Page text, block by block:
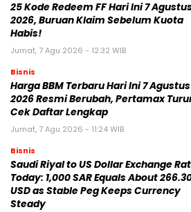
25 Kode Redeem FF Hari Ini 7 Agustus
2026, Buruan Klaim Sebelum Kuota
Habis!
Jumat, 7 Agu 2026 - 12:32 WIB
Bisnis
Harga BBM Terbaru Hari Ini 7 Agustus
2026 Resmi Berubah, Pertamax
Cek Daftar Lengkap
Jumat, 7 Agu 2026 - 11:24 WIB
Bisnis
Saudi Riyal to US Dollar Exchange
Today: 1,000 SAR Equals About
USD as Stable Peg Keeps Currency
Steady